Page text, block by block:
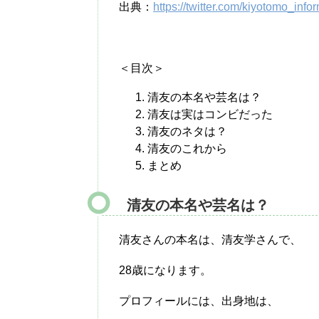
出典： https://twitter.com/
＜目次＞
清友の本名や芸名は？
清友は実はコンビだった
清友のネタは？
清友のこれから
まとめ
清友の本名や芸名は？
清友さんの本名は、清友学さんで、
28歳になります。
プロフィールには、出身地は、